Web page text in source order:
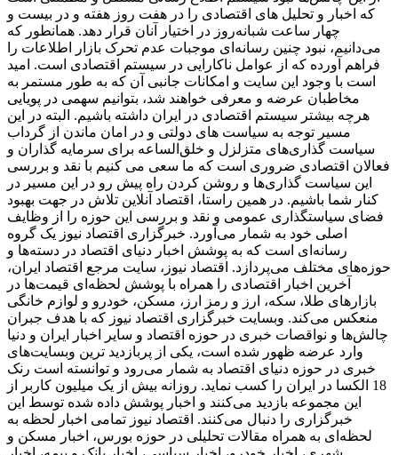
که اخبار و تحلیل های اقتصادی را در هفت روز هفته و در بیست و
چهار ساعت شبانه‌روز در اختیار آنان قرار دهد. همانطور که
می‌دانیم، نبود چنین رسانه‌ای موجبات عدم تحرک بازار اطلاعات را
فراهم آورده که از عوامل ناکارایی در سیستم اقتصادی است. امید
است با وجود این سایت و امکانات جانبی آن که به طور مستمر به
مخاطبان عرضه و معرفی خواهند شد، بتوانیم سهمی در پویایی
هرچه بیشتر سیستم اقتصادی در ایران داشته باشیم. البته در این
مسیر توجه به سیاست های دولتی و در امان ماندن از گرداب
سیاست گذاری‌های متزلزل و خلق‌الساعه برای سرمایه گذاران و
فعالان اقتصادی ضروری است که ما سعی می کنیم با نقد و بررسی
این سیاست گذاری‌ها و روشن کردن راه پیش رو در این مسیر در
کنار شما باشیم. در همین راستا، اقتصاد آنلاین تلاش در جهت بهبود
فضای سیاستگذاری عمومی و نقد و بررسی این حوزه را از وظایف
اصلی خود به شمار می‌آورد. خبرگزاری اقتصاد نیوز یک گروه
رسانه‌ای است که به پوشش اخبار دنیای اقتصاد در دسته‌ها و
حوزه‌های مختلف می‌پردازد. اقتصاد نیوز، سایت مرجع اقتصاد ایران،
آخرین اخبار اقتصادی را همراه با پوشش لحظه‌ای قیمت‌ها در
بازارهای طلا، سکه، ارز و رمز ارز، مسکن، خودرو و لوازم خانگی
منعکس می‌کند. وبسایت خبرگزاری اقتصاد نیوز که با هدف جبران
چالش‌ها و نواقصات خبری در حوزه اقتصاد و سایر اخبار ایران و دنیا
وارد عرضه ظهور شده است، یکی از پربازدید ترین وبسایت‌های
خبری در حوزه دنیای اقتصاد به شمار می‌رود و توانسته است رنک
18 الکسا در ایران را کسب نماید. روزانه بیش از یک میلیون کاربر از
این مجموعه بازدید می‌کنند و اخبار پوشش داده شده توسط این
خبرگزاری را دنبال می‌کنند. اقتصاد نیوز تمامی اخبار لحظه به
لحظه‌ای به همراه مقالات تحلیلی در حوزه بورس، اخبار مسکن و